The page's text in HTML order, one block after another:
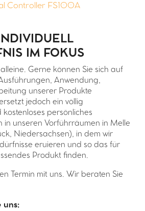
Controller FS100A
IM FOKUS
Gerne können Sie sich auf
Anwendung,
unserer Produkte
jedoch ein völlig
persönliches
in unseren Vorführräumen in Melle
Niedersachsen), in dem wir
eruieren und so das für
Produkt finden.
Termin mit uns. Wir beraten Sie
uns: